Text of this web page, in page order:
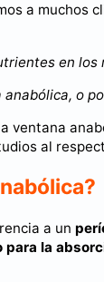
a muchos
en
o
ventana
al
a un
la